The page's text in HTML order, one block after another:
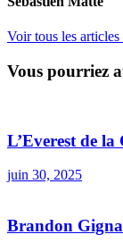
Voir tous les
Vous pourriez
L’Everest de
juin 30, 2025
Brandon